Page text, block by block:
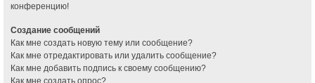
конференцию!
Создание сообщений
Как мне создать новую тему или сообщение?
Как мне отредактировать или удалить сообщение?
Как мне добавить подпись к своему сообщению?
Как мне создать опрос?